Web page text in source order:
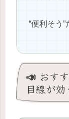
“便利そう”
📣 おす
目線が効